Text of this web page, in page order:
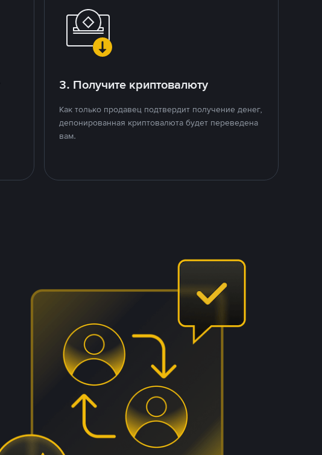
3. Получите криптовалюту
Как только продавец подтвердит получение денег,
депонированная криптовалюта будет переведена
вам.